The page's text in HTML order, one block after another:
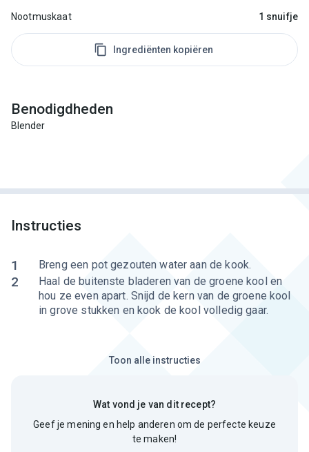
Nootmuskaat 1 snuifje
Ingrediënten kopiëren
Benodigdheden
Blender
Instructies
1 Breng een pot gezouten water aan de kook.
2
Haal de buitenste bladeren van de groene kool en
hou ze even apart. Snijd de kern van de groene kool
in grove stukken en kook de kool volledig gaar.
Toon alle instructies
Wat vond je van dit recept?
Geef je mening en help anderen om de perfecte keuze
te maken!